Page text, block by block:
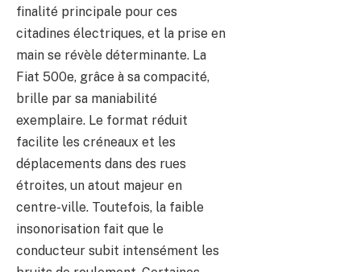
finalité principale pour ces
citadines électriques, et la prise en
main se révèle déterminante. La
Fiat 500e, grâce à sa compacité,
brille par sa maniabilité
exemplaire. Le format réduit
facilite les créneaux et les
déplacements dans des rues
étroites, un atout majeur en
centre-ville. Toutefois, la faible
insonorisation fait que le
conducteur subit intensément les